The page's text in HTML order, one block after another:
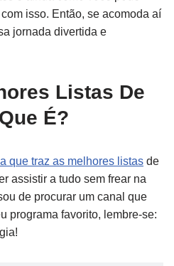
isso. Então, se acomoda aí
jornada divertida e
Listas De
É?
que traz as melhores listas de
assistir a tudo sem frear na
de procurar um canal que
programa favorito, lembre-se: